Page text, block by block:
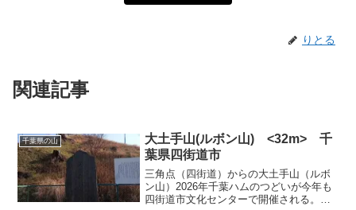
りとる
関連記事
千葉県の山
大土手山(ルボン山) <32m> 千
葉県四街道市
三角点（四街道）からの大土手山（ルボ
ン山）2026年千葉ハムのつどいが今年も
四街道市文化センターで開催される。当